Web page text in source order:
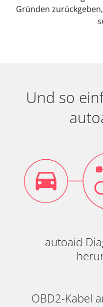
Gründen
Und so
autoaid
OBD2-Kabel